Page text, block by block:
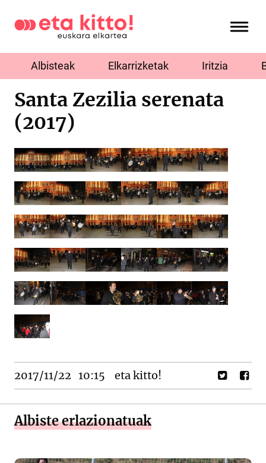
Albisteak Elkarrizketak Iritzia
Santa Zezilia serenata
(2017)
2017/11/22 10:15 eta kitto!
Albiste erlazionatuak